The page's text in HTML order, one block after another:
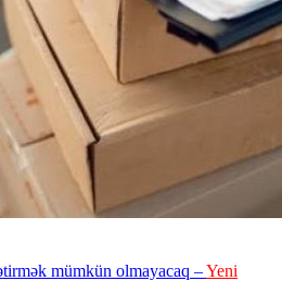
mümkün olmayacaq –Yeni